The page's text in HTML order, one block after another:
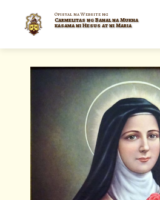
Opisyal na Website ng
Carmelitas ng Banal na Mukha
kasama ni Hesus at ni Maria